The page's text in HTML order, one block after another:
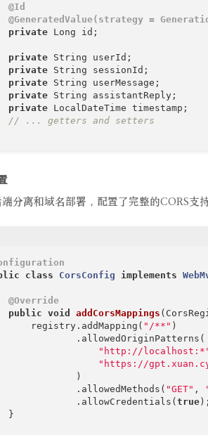
@Id
@GeneratedValue(strategy =
private Long id;
private String userId;
private String sessionId;
private String userMessage;
private String assistantReply;
private LocalDateTime timestamp;
// ... getters and setters
分离和域名部署，配置了完整的CORS支
class CorsConfig implements
@Override
public void addCorsMappings
registry.addMapping(
"/**" )
.allowedOriginPatterns(
"http://
"https://
)
.allowedMethods(
"GET" ,
.allowCredentials(
true);
}